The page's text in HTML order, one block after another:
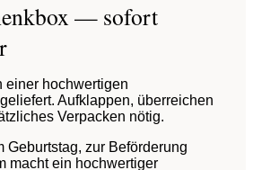
— sofort
einer hochwertigen
Aufklappen, überreichen
Verpacken nötig.
Geburtstag, zur Beförderung
macht ein hochwertiger